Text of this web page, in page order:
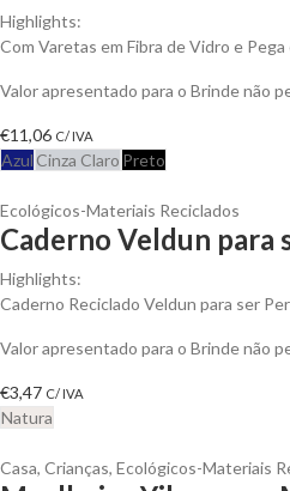
Highlights:
Com Varetas em Fibra de Vidro e
Valor apresentado para o Brinde não
€11,06 C/ IVA
Azul Cinza Claro Preto
Ecológicos-Materiais Reciclados
Caderno Veldun para
Highlights:
Caderno Reciclado Veldun para ser
Valor apresentado para o Brinde não
€3,47 C/ IVA
Natura
Casa, Crianças, Ecológicos-Materiais